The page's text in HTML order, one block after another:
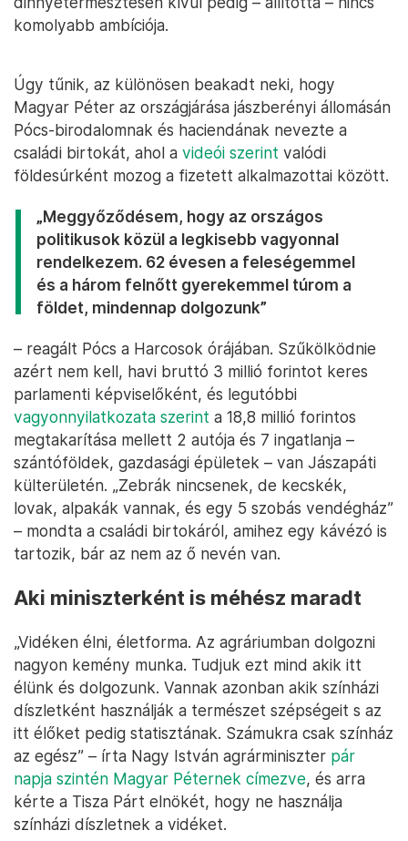
komolyabb ambíciója.
Úgy tűnik, az különösen beakadt neki, hogy
Magyar Péter az országjárása jászberényi állomásán
Pócs-birodalomnak és haciendának nevezte a
családi birtokát, ahol a videói szerint valódi
földesúrként mozog a fizetett alkalmazottai között.
„Meggyőződésem, hogy az országos
politikusok közül a legkisebb vagyonnal
rendelkezem. 62 évesen a feleségemmel
és a három felnőtt gyerekemmel túrom a
földet, mindennap dolgozunk”
– reagált Pócs a Harcosok órájában. Szűkölködnie
azért nem kell, havi bruttó 3 millió forintot keres
parlamenti képviselőként, és legutóbbi
vagyonnyilatkozata szerint a 18,8 millió forintos
megtakarítása mellett 2 autója és 7 ingatlanja –
szántóföldek, gazdasági épületek – van Jászapáti
külterületén. „Zebrák nincsenek, de kecskék,
lovak, alpakák vannak, és egy 5 szobás vendégház”
– mondta a családi birtokáról, amihez egy kávézó is
tartozik, bár az nem az ő nevén van.
Aki miniszterként is méhész maradt
„Vidéken élni, életforma. Az agráriumban dolgozni
nagyon kemény munka. Tudjuk ezt mind akik itt
élünk és dolgozunk. Vannak azonban akik színházi
díszletként használják a természet szépségeit s az
itt élőket pedig statisztának. Számukra csak színház
az egész” – írta Nagy István agrárminiszter pár
napja szintén Magyar Péternek címezve, és arra
kérte a Tisza Párt elnökét, hogy ne használja
színházi díszletnek a vidéket.